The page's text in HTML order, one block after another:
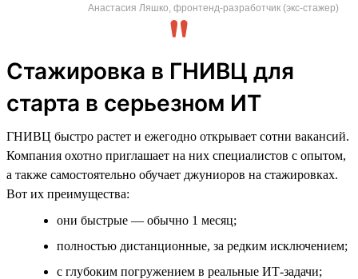
Анастасия Ляшко, фронтенд-разработчик (экс-стажер)
Стажировка в ГНИВЦ для
старта в серьезном ИТ
ГНИВЦ быстро растет и ежегодно открывает сотни вакансий.
Компания охотно приглашает на них специалистов с опытом,
а также самостоятельно обучает джуниоров на стажировках.
Вот их преимущества:
они быстрые — обычно 1 месяц;
полностью дистанционные, за редким исключением;
с глубоким погружением в реальные ИТ-задачи;